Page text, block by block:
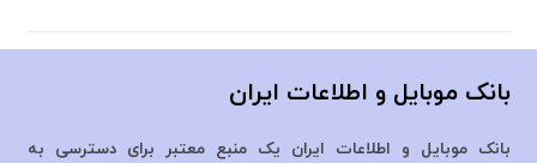
بانک موبایل و اطلاعات ایران
بانک موبایل و اطلاعات ایران یک منبع معتبر برای دسترسی به